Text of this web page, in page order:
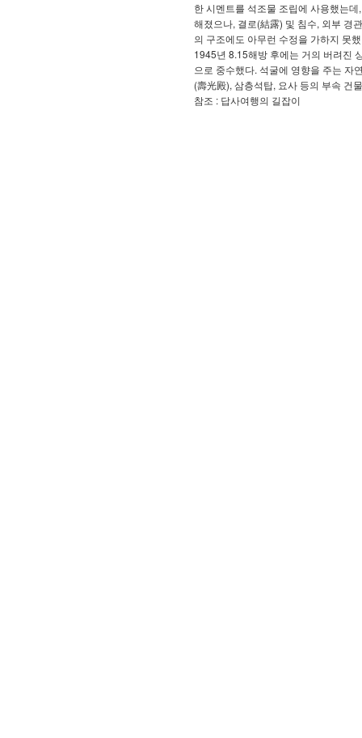
한 시멘트를 석조물 조립에 사용했는
해졌으나, 결로(結露) 및 침수, 외부 경
의 구조에도 아무런 수정을 가하지 못
1945년 8.15해방 후에는 거의 버려진
으로 중수했다. 석굴에 영향을 주는 자
(壽光殿), 삼층석탑, 요사 등의 부속 건
참조 : 답사여행의 길잡이